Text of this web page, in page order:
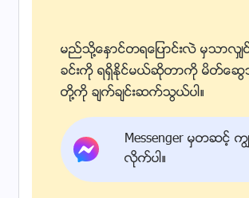
ၾကည္ညိဳျခင္းအခံရဆုံး၊ သန႔္ရွင္းစ
ကိုယ္ေတာ္၏ ႀကီးျမတ္ေသာ ေရွ႕ေဆ
ေခတ္ကာလမ်ားတစ္ေလွ်ာက္ ခ်ီးမြမ္း
၂
အျပစ္ဒုစ႐ိုက္ထဲ လဲက်ခဲ့ေသာ္လည္း အလ
မည္သို႔ေႏွာင္တရေျပာင္းလဲ မွသာ
ခင္းကို ရရွိႏိုင္မယ္ဆိုတာကို မိတ္ေဆြသိ
တို႔ကို ခ်က္ခ်င္းဆက္သြယ္ပါ။
Messenger မွတဆင့္
လိုက္ပါ။